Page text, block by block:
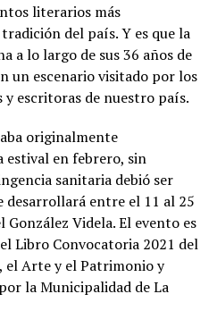
literarios más
del país. Y es que la
a lo largo de sus 36 años de
un escenario visitado por los
y escritoras de nuestro país.
originalmente
estival en febrero, sin
sanitaria debió ser
desarrollará entre el 11 al 25
Videla. El evento es
Libro Convocatoria 2021 del
el Arte y el Patrimonio y
la Municipalidad de La